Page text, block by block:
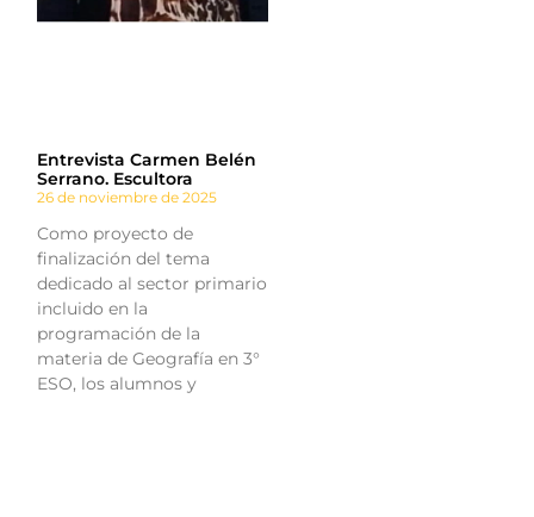
Entrevista Carmen Belén
Serrano. Escultora
26 de noviembre de 2025
Como proyecto de
finalización del tema
dedicado al sector primario
incluido en la
programación de la
materia de Geografía en 3°
ESO, los alumnos y